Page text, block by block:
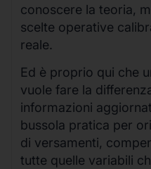
conoscere la teoria,
scelte operative
reale.
Ed è proprio qui che
vuole fare la
informazioni
bussola pratica per
di versamenti,
tutte quelle variabili